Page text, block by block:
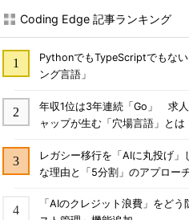
Coding Edge 記事ランキング
PythonでもTypeScriptでもな
ング言語」
年収1位は3年連続「Go」 求
ャップが生む「穴場言語」とは
レガシー移行を「AIに丸投げ
な理由と「5分割」のアプロー
「AIのクレジット浪費」をど